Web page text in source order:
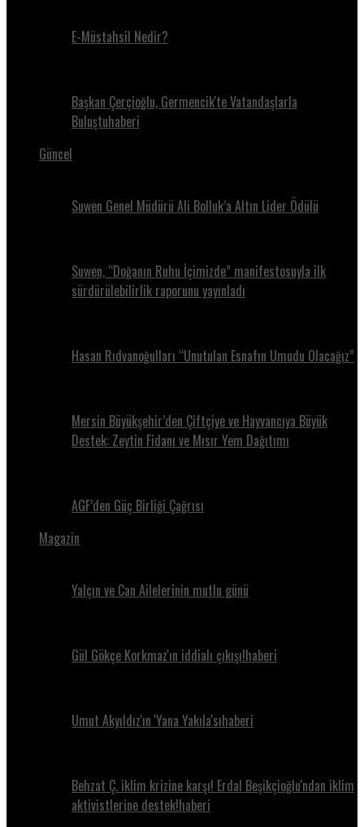
E-Müstahsil Nedir?
Başkan Çerçioğlu, Germencik'te Vatandaşlarla
Buluştuhaberi
Güncel
Suwen Genel Müdürü Ali Bolluk’a Altın Lider Ödülü
Suwen, “Doğanın Ruhu İçimizde” manifestosuyla ilk
sürdürülebilirlik raporunu yayınladı
Hasan Rıdvanoğulları “Unutulan Esnafın Umudu Olacağız”
Mersin Büyükşehir’den Çiftçiye ve Hayvancıya Büyük
Destek: Zeytin Fidanı ve Mısır Yem Dağıtımı
AGF’den Güç Birliği Çağrısı
Magazin
Yalçın ve Can Ailelerinin mutlu günü
Gül Gökçe Korkmaz'ın iddialı çıkışı!haberi
Umut Akyıldız'ın 'Yana Yakıla'sıhaberi
Behzat Ç. iklim krizine karşı! Erdal Beşikçioğlu'ndan iklim
aktivistlerine destek!haberi